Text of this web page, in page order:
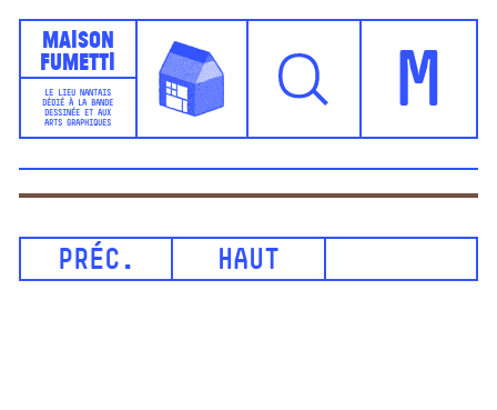
Maison
Fumetti
LE LIEU NANTAIS
DÉDIÉ À LA BANDE
DESSINÉE ET AUX
ARTS GRAPHIQUES
M
PRÉC. HAUT